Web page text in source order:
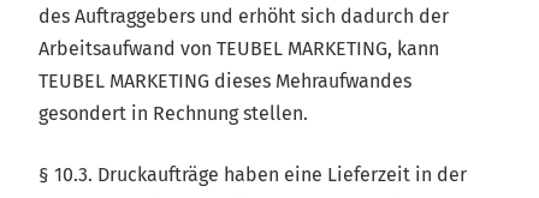
des Auftraggebers und erhöht sich dadurch der
Arbeitsaufwand von TEUBEL MARKETING, kann
TEUBEL MARKETING dieses Mehraufwandes
gesondert in Rechnung stellen.
§ 10.3. Druckaufträge haben eine Lieferzeit in der